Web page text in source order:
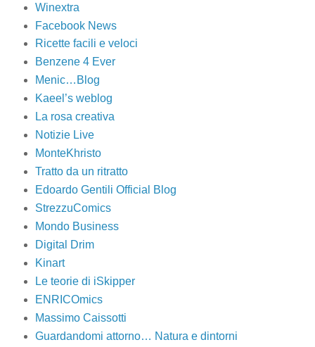
Winextra
Facebook News
Ricette facili e veloci
Benzene 4 Ever
Menic…Blog
Kaeel’s weblog
La rosa creativa
Notizie Live
MonteKhristo
Tratto da un ritratto
Edoardo Gentili Official Blog
StrezzuComics
Mondo Business
Digital Drim
Kinart
Le teorie di iSkipper
ENRICOmics
Massimo Caissotti
Guardandomi attorno… Natura e dintorni